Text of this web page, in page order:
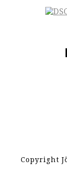
Copyright